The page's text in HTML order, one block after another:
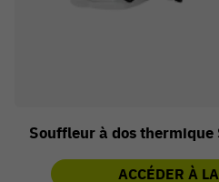
Souffleur à dos thermique
ACCÉDER À